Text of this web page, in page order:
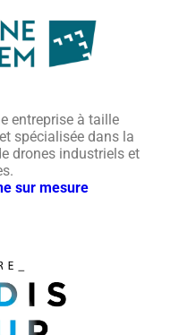
entreprise à taille
spécialisée dans la
drones industriels et
sur mesure